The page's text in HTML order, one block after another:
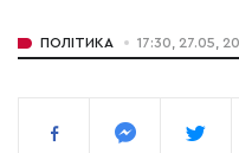
ПОЛІТИКА 17:30, 27.05,